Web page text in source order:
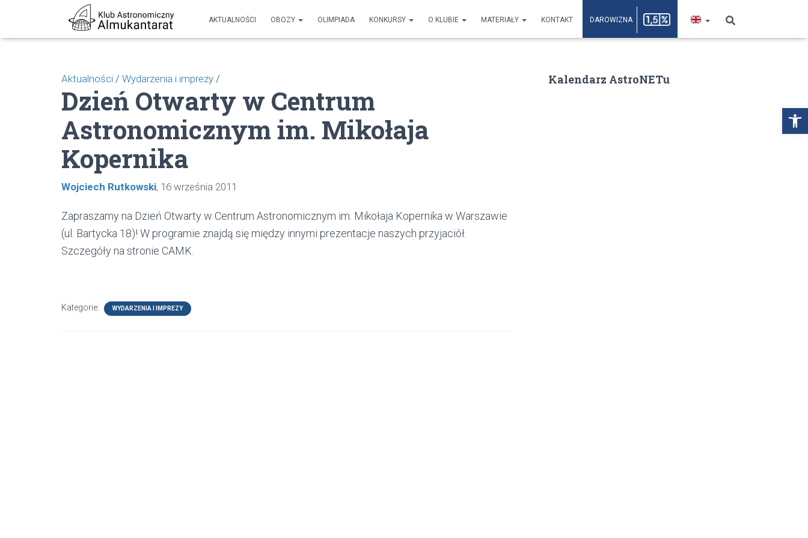
Open toolbar
AKTUALNOŚCI OBOZY OLIMPIADA KONKURSY O KLUBIE MATERIAŁY KONTAKT DAROWIZNA
Aktualności / Wydarzenia i imprezy /
Dzień Otwarty w Centrum
Astronomicznym im. Mikołaja
Kopernika
Wojciech Rutkowski 16 września 2011
Zapraszamy na Dzień Otwarty w Centrum Astronomicznym im. Mikołaja Kopernika w Warszawie
(ul. Bartycka 18)! W programie znajdą się między innymi prezentacje naszych przyjaciół.
Szczegóły na stronie CAMK.
Kategorie: WYDARZENIA I IMPREZY
Kalendarz AstroNETu